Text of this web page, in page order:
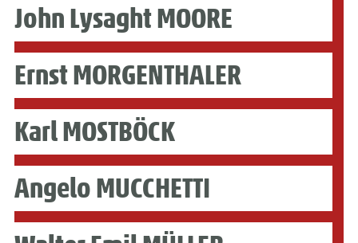
John Lysaght MOORE
Ernst MORGENTHALER
Karl MOSTBÖCK
Angelo MUCCHETTI